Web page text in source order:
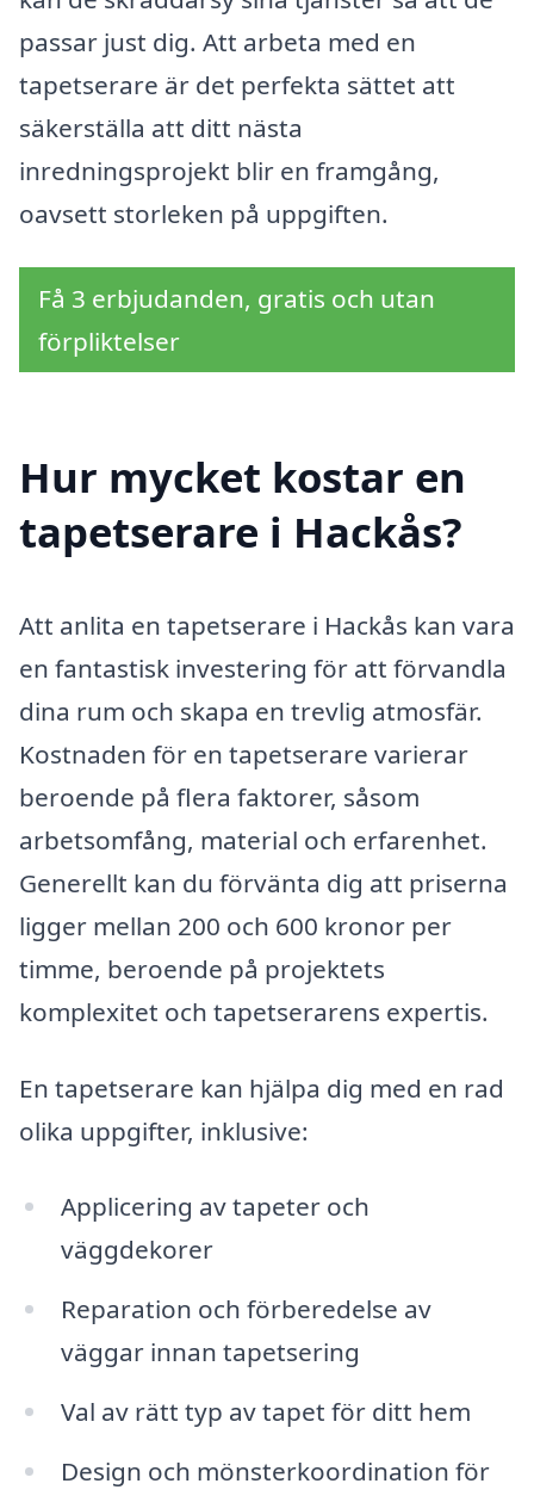
passar just dig. Att arbeta med en
tapetserare är det perfekta sättet att
säkerställa att ditt nästa
inredningsprojekt blir en framgång,
oavsett storleken på uppgiften.
Få 3 erbjudanden, gratis och utan
förpliktelser
Hur mycket kostar en
tapetserare i Hackås?
Att anlita en tapetserare i Hackås kan vara
en fantastisk investering för att förvandla
dina rum och skapa en trevlig atmosfär.
Kostnaden för en tapetserare varierar
beroende på flera faktorer, såsom
arbetsomfång, material och erfarenhet.
Generellt kan du förvänta dig att priserna
ligger mellan 200 och 600 kronor per
timme, beroende på projektets
komplexitet och tapetserarens expertis.
En tapetserare kan hjälpa dig med en rad
olika uppgifter, inklusive:
Applicering av tapeter och
väggdekorer
Reparation och förberedelse av
väggar innan tapetsering
Val av rätt typ av tapet för ditt hem
Design och mönsterkoordination för